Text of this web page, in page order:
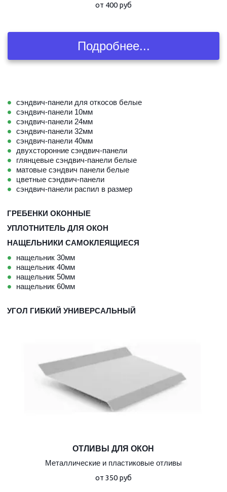
от 400 руб
Подробнее...
сэндвич-панели для откосов белые
сэндвич-панели 10мм
сэндвич-панели 24мм
сэндвич-панели 32мм
сэндвич-панели 40мм
двухсторонние сэндвич-панели
глянцевые сэндвич-панели белые
матовые сэндвич панели белые
цветные сэндвич-панели
сэндвич-панели распил в размер
ГРЕБЕНКИ ОКОННЫЕ
УПЛОТНИТЕЛЬ ДЛЯ ОКОН
НАЩЕЛЬНИКИ САМОКЛЕЯЩИЕСЯ
нащельник 30мм
нащельник 40мм
нащельник 50мм
нащельник 60мм
УГОЛ ГИБКИЙ УНИВЕРСАЛЬНЫЙ
ОТЛИВЫ ДЛЯ ОКОН
Металлические и пластиковые отливы
от 350 руб